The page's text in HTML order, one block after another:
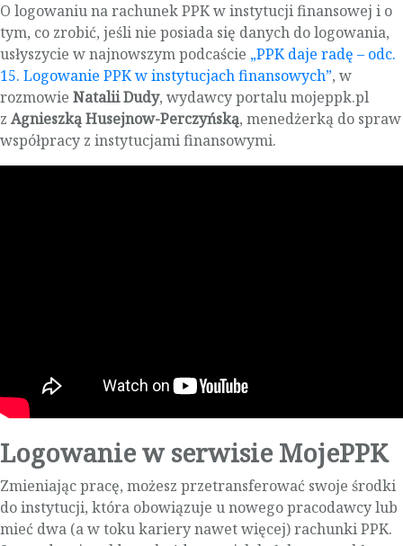
O logowaniu na rachunek PPK w instytucji finansowej i o
tym, co zrobić, jeśli nie posiada się danych do logowania,
usłyszycie w najnowszym podcaście „PPK daje radę – odc.
15. Logowanie PPK w instytucjach finansowych”, w
rozmowie Natalii Dudy, wydawcy portalu mojeppk.pl
z Agnieszką Husejnow-Perczyńską, menedżerką do spraw
współpracy z instytucjami finansowymi.
Logowanie w serwisie MojePPK
Zmieniając pracę, możesz przetransferować swoje środki
do instytucji, która obowiązuje u nowego pracodawcy lub
mieć dwa (a w toku kariery nawet więcej) rachunki PPK.